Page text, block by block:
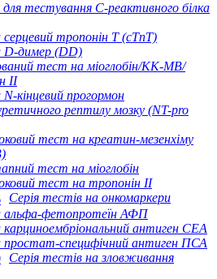
тестування С-реактивного білка
тропонін Т (cTnT)
D-димер (DD)
тест на міоглобін/КК-МВ/
II
кінцевий прогормон
рептилу мозку (NT-pro
тест на креатин-мезенхіму
тест на міоглобін
тест на тропонін II
Серія тестів на онкомаркери
альфа-фетопротеїн АФП
антиген CEA
простат-специфічний антиген ПСА
Серія тестів на зловживання